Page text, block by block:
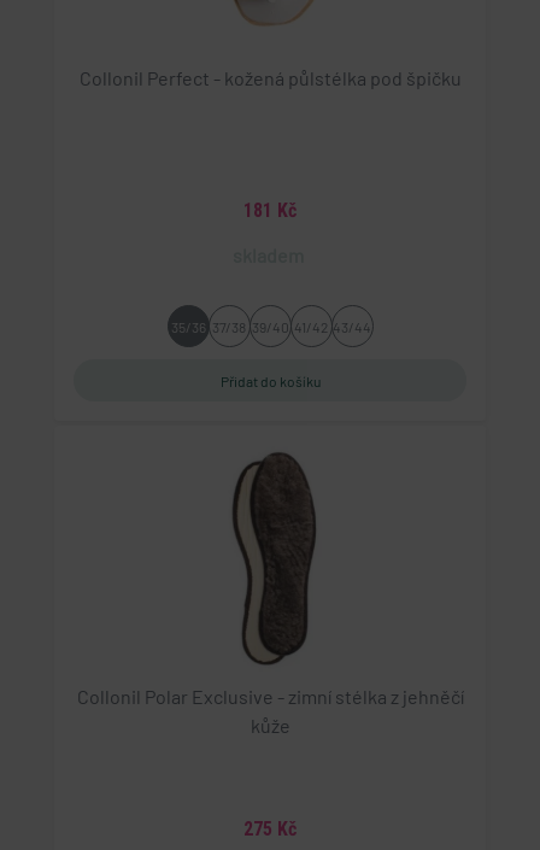
Collonil Perfect - kožená půlstélka pod špičku
181 Kč
35/36 37/38 39/40 41/42 43/44
Collonil Polar Exclusive - zimní stélka z jehněčí
kůže
275 Kč